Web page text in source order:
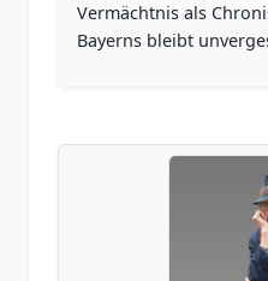
Vermächtnis als
Bayerns bleibt